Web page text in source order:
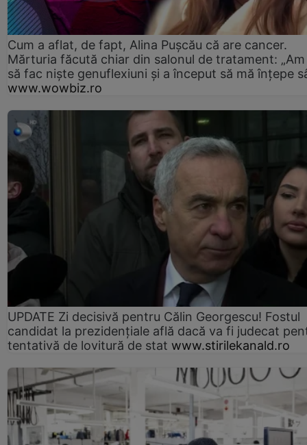
Cum a aflat, de fapt, Alina Pușcău că are cancer.
Mărturia făcută chiar din salonul de tratament:
să fac niște genuflexiuni și a început să mă înțepe
www.wowbiz.ro
UPDATE Zi decisivă pentru Călin Georgescu! Fostul
candidat la prezidențiale află dacă va fi judecat
tentativă de lovitură de stat www.stirilekanald.ro